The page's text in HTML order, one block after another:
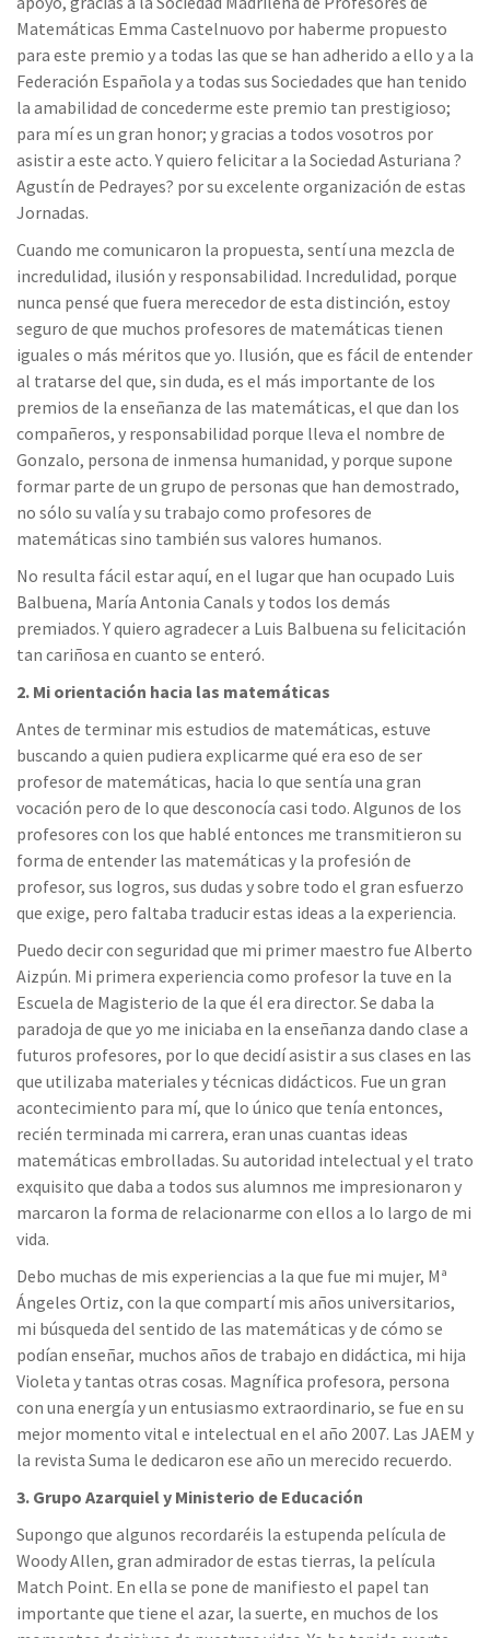
Matemáticas Emma Castelnuovo por haberme propuesto
para este premio y a todas las que se han adherido a ello y a la
Federación Española y a todas sus Sociedades que han tenido
la amabilidad de concederme este premio tan prestigioso;
para mí es un gran honor; y gracias a todos vosotros por
asistir a este acto. Y quiero felicitar a la Sociedad Asturiana ?
Agustín de Pedrayes? por su excelente organización de estas
Jornadas.
Cuando me comunicaron la propuesta, sentí una mezcla de
incredulidad, ilusión y responsabilidad. Incredulidad, porque
nunca pensé que fuera merecedor de esta distinción, estoy
seguro de que muchos profesores de matemáticas tienen
iguales o más méritos que yo. Ilusión, que es fácil de entender
al tratarse del que, sin duda, es el más importante de los
premios de la enseñanza de las matemáticas, el que dan los
compañeros, y responsabilidad porque lleva el nombre de
Gonzalo, persona de inmensa humanidad, y porque supone
formar parte de un grupo de personas que han demostrado,
no sólo su valía y su trabajo como profesores de
matemáticas sino también sus valores humanos.
No resulta fácil estar aquí, en el lugar que han ocupado Luis
Balbuena, María Antonia Canals y todos los demás
premiados. Y quiero agradecer a Luis Balbuena su felicitación
tan cariñosa en cuanto se enteró.
2. Mi orientación hacia las matemáticas
Antes de terminar mis estudios de matemáticas, estuve
buscando a quien pudiera explicarme qué era eso de ser
profesor de matemáticas, hacia lo que sentía una gran
vocación pero de lo que desconocía casi todo. Algunos de los
profesores con los que hablé entonces me transmitieron su
forma de entender las matemáticas y la profesión de
profesor, sus logros, sus dudas y sobre todo el gran esfuerzo
que exige, pero faltaba traducir estas ideas a la experiencia.
Puedo decir con seguridad que mi primer maestro fue Alberto
Aizpún. Mi primera experiencia como profesor la tuve en la
Escuela de Magisterio de la que él era director. Se daba la
paradoja de que yo me iniciaba en la enseñanza dando clase a
futuros profesores, por lo que decidí asistir a sus clases en las
que utilizaba materiales y técnicas didácticos. Fue un gran
acontecimiento para mí, que lo único que tenía entonces,
recién terminada mi carrera, eran unas cuantas ideas
matemáticas embrolladas. Su autoridad intelectual y el trato
exquisito que daba a todos sus alumnos me impresionaron y
marcaron la forma de relacionarme con ellos a lo largo de mi
vida.
Debo muchas de mis experiencias a la que fue mi mujer, Mª
Ángeles Ortiz, con la que compartí mis años universitarios,
mi búsqueda del sentido de las matemáticas y de cómo se
podían enseñar, muchos años de trabajo en didáctica, mi hija
Violeta y tantas otras cosas. Magnífica profesora, persona
con una energía y un entusiasmo extraordinario, se fue en su
mejor momento vital e intelectual en el año 2007. Las JAEM y
la revista Suma le dedicaron ese año un merecido recuerdo.
3. Grupo Azarquiel y Ministerio de Educación
Supongo que algunos recordaréis la estupenda película de
Woody Allen, gran admirador de estas tierras, la película
Match Point. En ella se pone de manifiesto el papel tan
importante que tiene el azar, la suerte, en muchos de los